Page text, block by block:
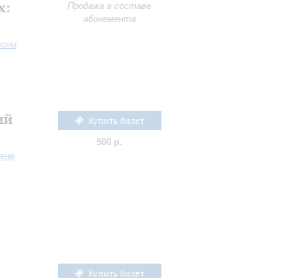
Продажа в составе
абонемента
Купить билет
500 р.
Купить билет